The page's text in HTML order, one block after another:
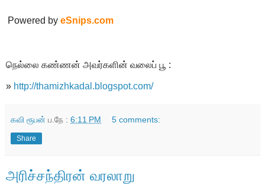
Powered by eSnips.com
நெல்லை கண்ணன் அவர்களின் வலைப் பூ :
» http://thamizhkadal.blogspot.com/
கவி ரூபன் ப.நே : 6:11 PM 5 comments:
Share
அரிச்சந்திரன் வரலாறு